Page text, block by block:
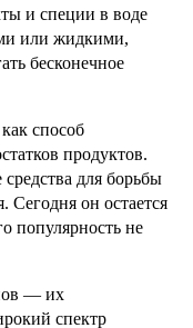
и специи в воде
или жидкими,
бесконечное
способ
продуктов.
для борьбы
Сегодня он остается
популярность не
— их
спектр